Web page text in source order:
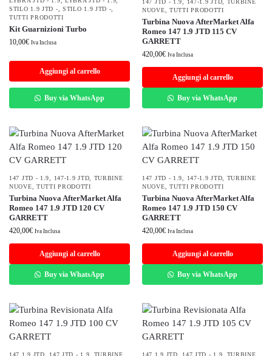
STILO 1.9 JTD -
STILO 1.9 JTD -
TUTTI PRODOTTI
Kit Guarnizioni Turbo
10,00€ Iva Inclusa
Aggiungi al carrello
Buy via WhatsApp
147 JTD - 1.9 147-1.9 JTD
TURBINE
NUOVE
TUTTI PRODOTTI
Turbina Nuova AfterMarket Alfa
Romeo 147 1.9 JTD 115 CV
GARRETT
420,00€ Iva Inclusa
Aggiungi al carrello
Buy via WhatsApp
147 JTD - 1.9 147-1.9 JTD
TURBINE
NUOVE
TUTTI PRODOTTI
Turbina Nuova AfterMarket Alfa
Romeo 147 1.9 JTD 120 CV
GARRETT
420,00€ Iva Inclusa
Aggiungi al carrello
Buy via WhatsApp
147 JTD - 1.9 147-1.9 JTD
TURBINE
NUOVE
TUTTI PRODOTTI
Turbina Nuova AfterMarket Alfa
Romeo 147 1.9 JTD 150 CV
GARRETT
420,00€ Iva Inclusa
Aggiungi al carrello
Buy via WhatsApp
147 1.9 JTD 147 JTD - 1.9
TURBINE
147 1.9 JTD 147 JTD - 1.9
TURBINE